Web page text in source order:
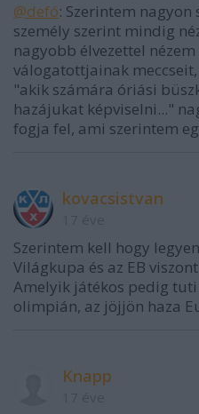
@defó: Szerintem
személy szerint mindig
nagyobb élvezettel
válogatottjainak
"akik számára óriási
hazájukat képviselni..."
fogja fel, ami szerintem
kovacsistvan
Szerintem kell hogy
Világkupa és az EB
Amelyik játékos pedig
olimpián, az jöjjön haza
Knapp